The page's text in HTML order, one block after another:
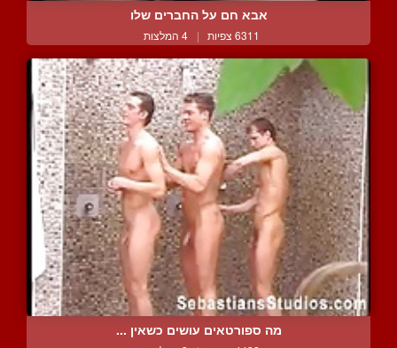
אבא חם על החברים שלו
6311 צפיות | 4 המלצות
מה ספורטאים עושים כשאין ...